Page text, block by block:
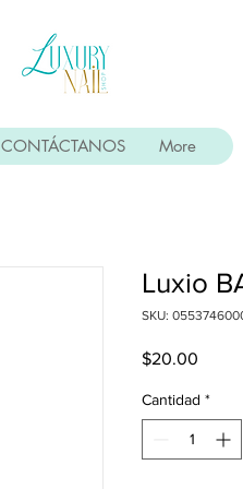
Luxio
SKU:
$20.00
Cantidad *
CONTÁCTANOS More